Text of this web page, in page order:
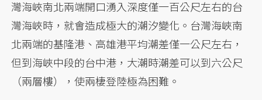
灣海峽南北兩端開口湧入深度僅一百公尺左右的台
灣海峽時，就會造成極大的潮汐變化。台灣海峽南
北兩端的基隆港、高雄港平均潮差僅一公尺左右，
但到海峽中段的台中港，大潮時潮差可以到六公尺
（兩層樓），使兩棲登陸極為困難。